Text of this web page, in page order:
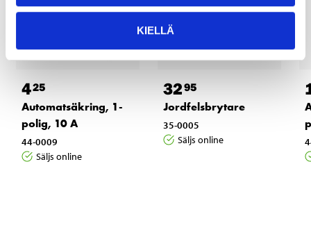
KIELLÄ
425
Automatsäkring, 1-
polig, 10 A
44-0009
Säljs online
3295
Jordfelsbrytare
35-0005
Säljs online